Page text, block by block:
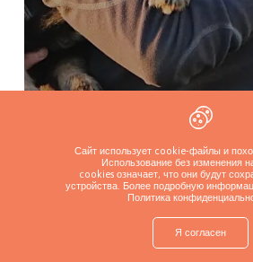
Skwierzyna, Польша
Добавьте питомник
Сайт использует cookie-файлы и
Использование без изменения
cookies означает, что они будут
устройства. Более подробную
Политика
Я согласен